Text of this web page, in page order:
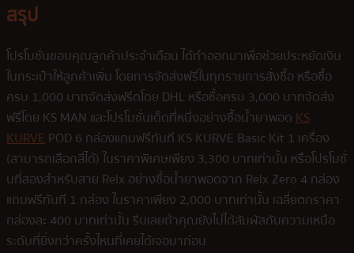
สรุป
โปรโมชั่นขอบคุณลูกค้าประจำเดือน ได้ทำออกมาเพื่อช่วยประหยัดเงิน
ในกระเป๋าให้ลูกค้าเพิ่ม โดยการจัดส่งฟรีในทุกรายการสั่งซื้อ หรือซื้อ
ครบ 1,000 บาทจัดส่งฟรีดโดย DHL หรือซื้อครบ 3,000 บาทจัดส่ง
ฟรีโดย KS MAN และโปรโมชั่นเด็ดที่หนึ่งอย่างซื้อน้ำยาพอดKS
KURVEPOD 6 กล่องแถมฟรีทันที KS KURVE Basic Kit 1 เครื่อง
(สามารถเลือกสีได้) ในราคาพิเศษเพียง 3,300 บาทเท่านั้น หรือโปรโมชั่
นที่สองสำหรับสาย Relx อย่างซื้อน้ำยาพอดจาก Relx Zero 4 กล่อง
แถมฟรีทันที 1 กล่อง ในราคาเพียง 2,000 บาทเท่านั้น เฉลี่ยตกราคา
กล่องละ 400 บาทเท่านั้น รีบเลยถ้าคุณยังไม่ได้สัมผัสกับความเหนือ
ระดับที่ยิ่งกว่าครั้งไหนที่เคยได้เจอมาก่อน